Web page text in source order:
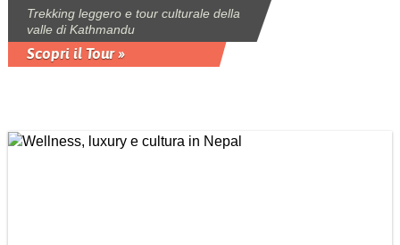
Trekking leggero e tour culturale della
valle di Kathmandu
Scopri il Tour »